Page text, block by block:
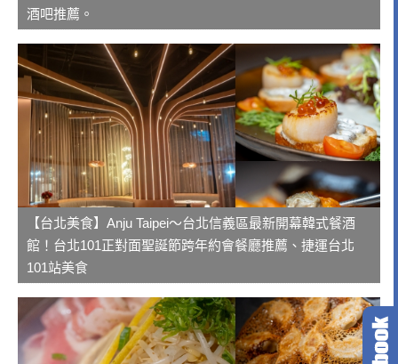
酒吧推薦。
【台北美食】Anju Taipei～台北信義區最新開幕韓式餐酒
館！台北101正對面聖誕節跨年約會餐廳推薦、捷運台北
101站美食